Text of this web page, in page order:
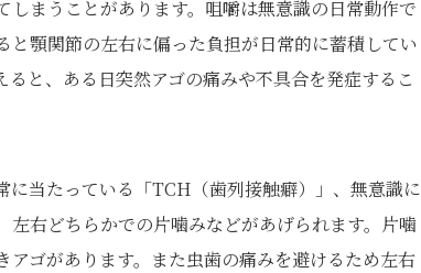
まうことがあります。咀嚼は無意識の日常動作で
顎関節の左右に偏った負担が日常的に蓄積してい
と、ある日突然アゴの痛みや不具合を発症するこ
当たっている「TCH（歯列接触癖）」、無意識に
右どちらかでの片噛みなどがあげられます。片噛
ゴがあります。また虫歯の痛みを避けるため左右